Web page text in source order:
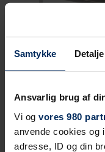
Samtykke
Ansvarlig brug af
Vi og vores 980
anvende cookies og
adresse, ID og din